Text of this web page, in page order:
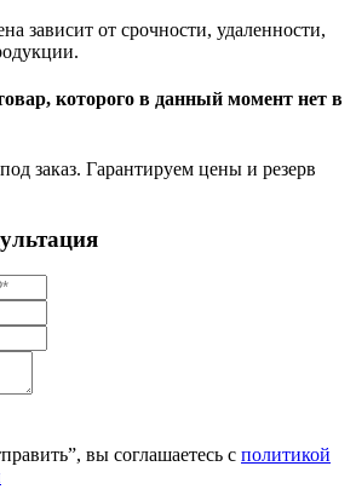
зависит от срочности, удаленности,
которого в данный момент нет в
заказ. Гарантируем цены и резерв
вы соглашаетесь с политикой